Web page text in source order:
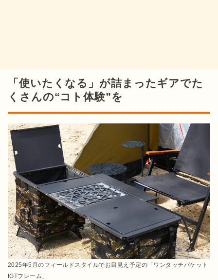
「使いたくなる」が詰まったギアでた
くさんの“コト体験”を
2025年5月のフィールドスタイルでお目見え予定の「ワンタッチバケット
IGTフレーム」